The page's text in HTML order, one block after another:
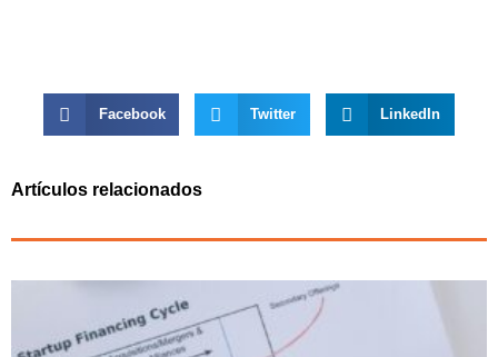
Facebook Twitter LinkedIn
Artículos relacionados